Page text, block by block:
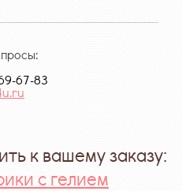
67-83
к вашему заказу:
с гелием